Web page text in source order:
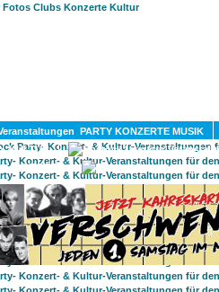
PARTY KONZERTE MUSIK
KULTUR
DIVERSES